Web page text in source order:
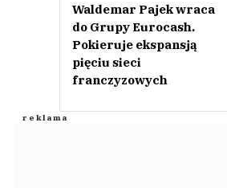
Waldemar Pajek wraca
do Grupy Eurocash.
Pokieruje ekspansją
pięciu sieci
franczyzowych